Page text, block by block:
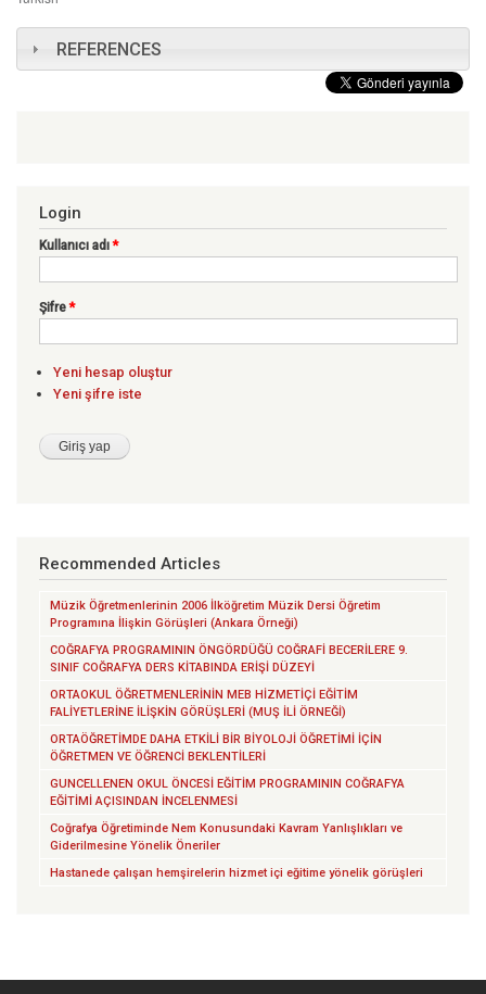
REFERENCES
Login
Kullanıcı adı*
Şifre*
Yeni hesap oluştur
Yeni şifre iste
Recommended Articles
Müzik Öğretmenlerinin 2006 İlköğretim Müzik Dersi Öğretim
Programına İlişkin Görüşleri (Ankara Örneği)
COĞRAFYA PROGRAMININ ÖNGÖRDÜĞÜ COĞRAFİ BECERİLERE 9.
SINIF COĞRAFYA DERS KİTABINDA ERİŞİ DÜZEYİ
ORTAOKUL ÖĞRETMENLERİNİN MEB HİZMETİÇİ EĞİTİM
FALİYETLERİNE İLİŞKİN GÖRÜŞLERİ (MUŞ İLİ ÖRNEĞİ)
ORTAÖĞRETİMDE DAHA ETKİLİ BİR BİYOLOJİ ÖĞRETİMİ İÇİN
ÖĞRETMEN VE ÖĞRENCİ BEKLENTİLERİ
GUNCELLENEN OKUL ÖNCESİ EĞİTİM PROGRAMININ COĞRAFYA
EĞİTİMİ AÇISINDAN İNCELENMESİ
Coğrafya Öğretiminde Nem Konusundaki Kavram Yanlışlıkları ve
Giderilmesine Yönelik Öneriler
Hastanede çalışan hemşirelerin hizmet içi eğitime yönelik görüşleri